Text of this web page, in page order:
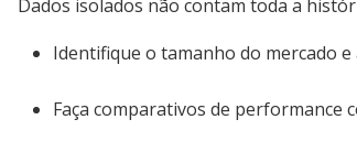
Dados isolados não contam toda a
Identifique o tamanho do mercado
Faça comparativos de performance